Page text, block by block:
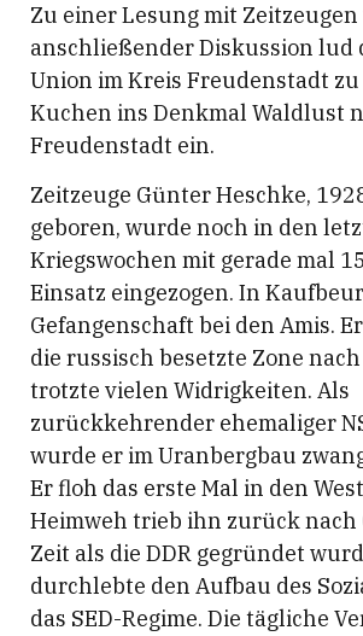
Zu einer Lesung mit
anschließender Diskussion lud
Union im Kreis Freudenstadt
Kuchen ins Denkmal Waldlust
Freudenstadt ein.
Zeitzeuge Günter Heschke,
geboren, wurde noch in den
Kriegswochen mit gerade mal
Einsatz eingezogen. In
Gefangenschaft bei den Amis.
die russisch besetzte Zone
trotzte vielen Widrigkeiten. Als
zurückkehrender ehemaliger
wurde er im Uranbergbau
Er floh das erste Mal in den
Heimweh trieb ihn zurück nach
Zeit als die DDR gegründet
durchlebte den Aufbau des
das SED-Regime. Die tägliche